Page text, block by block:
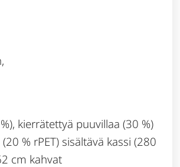
kierrätettyä puuvillaa (30 %)
% rPET) sisältävä kassi (280
cm kahvat